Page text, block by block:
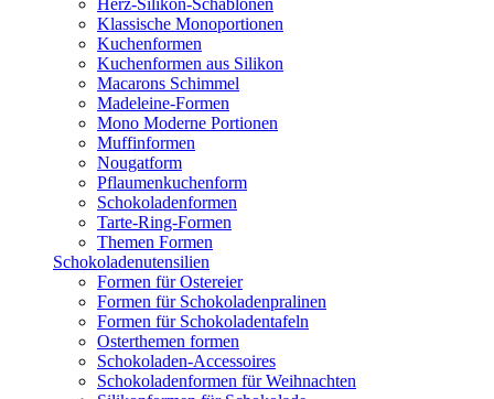
Herz-Silikon-Schablonen
Klassische Monoportionen
Kuchenformen
Kuchenformen aus Silikon
Macarons Schimmel
Madeleine-Formen
Mono Moderne Portionen
Muffinformen
Nougatform
Pflaumenkuchenform
Schokoladenformen
Tarte-Ring-Formen
Themen Formen
Schokoladenutensilien
Formen für Ostereier
Formen für Schokoladenpralinen
Formen für Schokoladentafeln
Osterthemen formen
Schokoladen-Accessoires
Schokoladenformen für Weihnachten